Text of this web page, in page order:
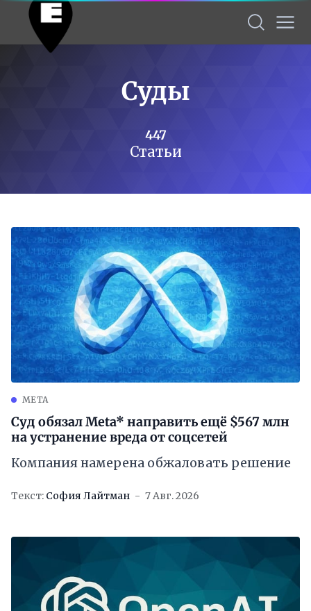
Суды
447
Статьи
META
Суд обязал Meta* направить ещё $567 млн
на устранение вреда от соцсетей
Компания намерена обжаловать решение
Текст: София Лайтман 7 Авг. 2026